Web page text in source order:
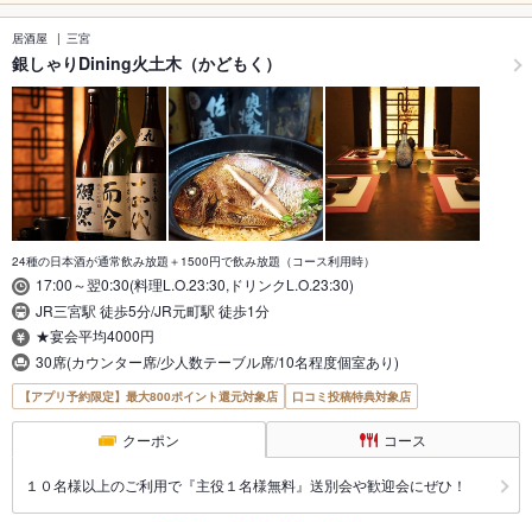
居酒屋 三宮
銀しゃりDining火土木（かどもく）
24種の日本酒が通常飲み放題＋1500円で飲み放題（コース利用時）
17:00～翌0:30(料理L.O.23:30,ドリンクL.O.23:30)
JR三宮駅 徒歩5分/JR元町駅 徒歩1分
★宴会平均4000円
30席(カウンター席/少人数テーブル席/10名程度個室あり)
【アプリ予約限定】最大800ポイント還元対象店 口コミ投稿特典対象店
クーポン コース
１０名様以上のご利用で『主役１名様無料』送別会や歓迎会にぜひ！